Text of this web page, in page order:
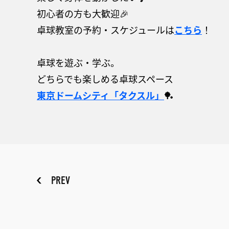
初心者の方も大歓迎🎉
卓球教室の予約・スケジュールはこちら ！
卓球を遊ぶ・学ぶ。
どちらでも楽しめる卓球スペース
東京ドームシティ 「タクスル」 🏓
PREV